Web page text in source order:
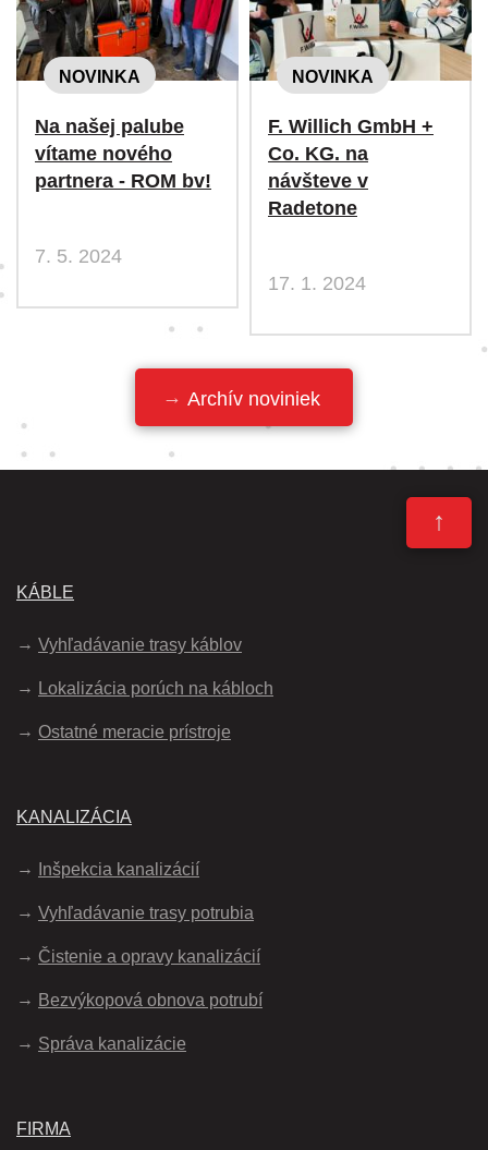
NOVINKA
Na našej palube
vítame nového
partnera - ROM bv!
7. 5. 2024
NOVINKA
F. Willich GmbH +
Co. KG. na
návšteve v
Radetone
17. 1. 2024
Archív noviniek
↑
KÁBLE
Vyhľadávanie trasy káblov
Lokalizácia porúch na kábloch
Ostatné meracie prístroje
KANALIZÁCIA
Inšpekcia kanalizácií
Vyhľadávanie trasy potrubia
Čistenie a opravy kanalizácií
Bezvýkopová obnova potrubí
Správa kanalizácie
FIRMA